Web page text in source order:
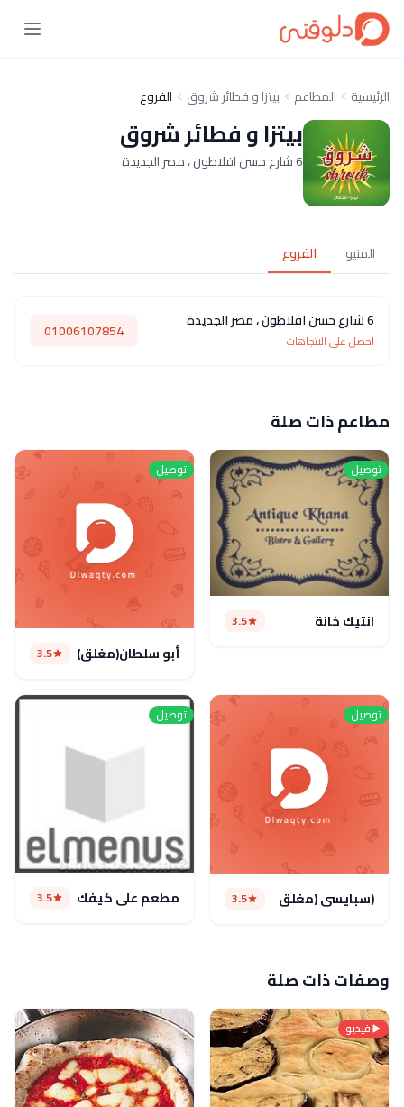
الرئيسية المطاعم بيتزا و فطائر شروق الفروع
بيتزا و فطائر شروق
6 شارع حسن افلاطون ، مصر الجديدة
المنيو الفروع
6 شارع حسن افلاطون ، مصر الجديدة
احصل على الاتجاهات 01006107854
مطاعم ذات صلة
توصيل
انتيك خانة 3.5
توصيل
أبو سلطان(مغلق) 3.5
توصيل
(سبايسى (مغلق 3.5
توصيل
مطعم علي كيفك 3.5
وصفات ذات صلة
فيديو